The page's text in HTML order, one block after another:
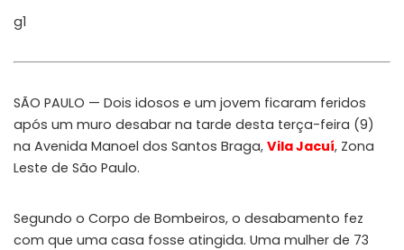
g1
SÃO PAULO — Dois idosos e um jovem ficaram feridos
após um muro desabar na tarde desta terça-feira (9)
na Avenida Manoel dos Santos Braga, Vila Jacuí, Zona
Leste de São Paulo.
Segundo o Corpo de Bombeiros, o desabamento fez
com que uma casa fosse atingida. Uma mulher de 73